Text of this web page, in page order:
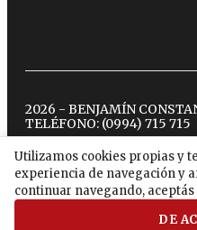
Utilizamos cookies propias y
experiencia de navegación y
continuar navegando,
DE
2026 - BENJAMÍN
TELÉFONO: (0994) 715 715
twitterinstagram